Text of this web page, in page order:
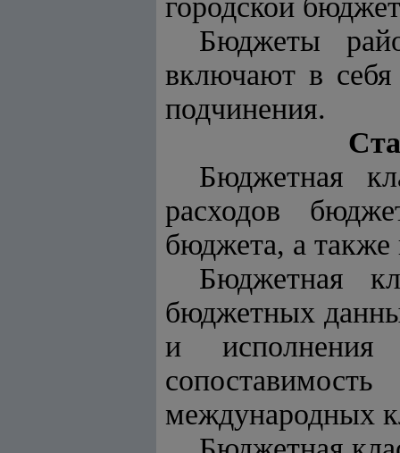
городской
Бюджеты
включают в
подчинения.
Бюджетная
расходов
бюджета, а также
Бюджетная
бюджетных
и исполнения
международных